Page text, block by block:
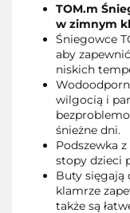
TOM.m
w zimnym
Śniegowce
aby
niskich
wilgocią i
śnieżne dni.
Podszewka
stopy dzieci
Buty sięgają
klamrze
także są